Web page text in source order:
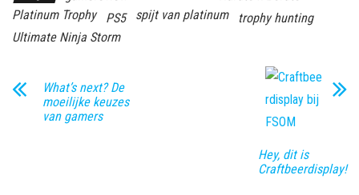
Platinum Trophy
PS5 spijt van platinum
trophy hunting
Ultimate Ninja Storm
What’s next? De
moeilijke keuzes
van gamers
Hey, dit is
Craftbeerdisplay!